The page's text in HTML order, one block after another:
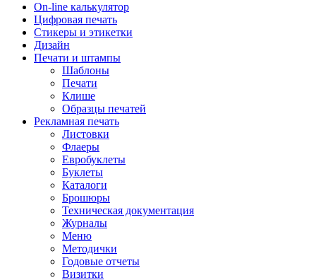
On-line калькулятор
Цифровая печать
Стикеры и этикетки
Дизайн
Печати и штампы
Шаблоны
Печати
Клише
Образцы печатей
Рекламная печать
Листовки
Флаеры
Евробуклеты
Буклеты
Каталоги
Брошюры
Техническая документация
Журналы
Меню
Методички
Годовые отчеты
Визитки